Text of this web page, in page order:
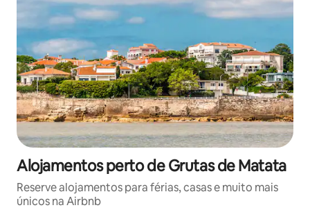
Alojamentos perto de Grutas de Matata
Reserve alojamentos para férias, casas e muito mais
únicos na Airbnb